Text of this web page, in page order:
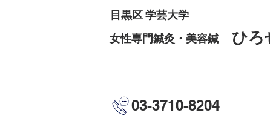
目黒区 学芸大学
女性専門鍼灸・美容鍼
ひろ
03-3710-8204